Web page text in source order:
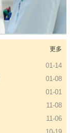
更多
07-09
04-12
02-19
01-14
01-08
01-01
11-08
11-06
10-19